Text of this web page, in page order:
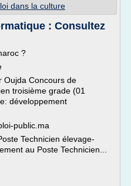
dans la culture
: Consultez
?
Oujda Concours de
troisième grade (01
développement
public.ma
Technicien élevage-
au Poste Technicien...